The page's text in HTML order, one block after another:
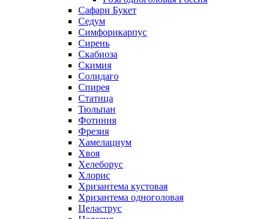
Сафари Букет
Седум
Симфорикарпус
Сирень
Скабиоза
Скимия
Солидаго
Спирея
Статица
Тюльпан
Фотиния
Фрезия
Хамелациум
Хвоя
Хелеборус
Хлорис
Хризантема кустовая
Хризантема одноголовая
Целаструс